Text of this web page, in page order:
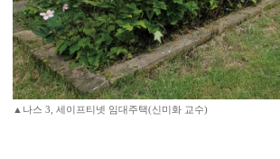
▲나스 3, 세이프티넷 임대주택(신미화 교수)